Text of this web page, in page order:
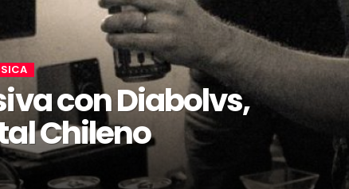
con Diabolvs,
Chileno